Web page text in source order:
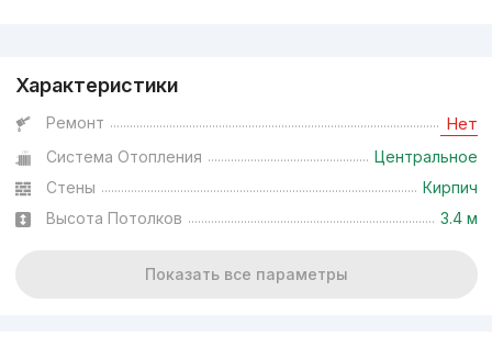
Характеристики
Ремонт Нет
Система Отопления
Центральное
Стены
Кирпич
Высота Потолков
3.4 м
Показать все параметры